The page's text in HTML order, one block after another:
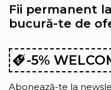
Fii permanent
bucură-te de
-5%
Abonează-te la